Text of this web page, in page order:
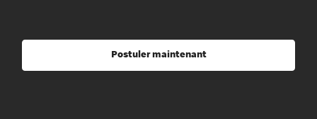
Postuler maintenant